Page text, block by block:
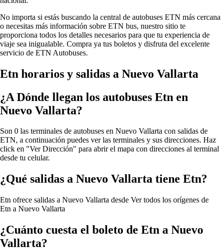
No importa si estás buscando la central de autobuses ETN más cercana
o necesitas más información sobre ETN bus, nuestro sitio te
proporciona todos los detalles necesarios para que tu experiencia de
viaje sea inigualable. Compra ya tus boletos y disfruta del excelente
servicio de ETN Autobuses.
Etn horarios y salidas a Nuevo Vallarta
¿A Dónde llegan los autobuses Etn en
Nuevo Vallarta?
Son 0 las terminales de autobuses en Nuevo Vallarta con salidas de
ETN, a continuación puedes ver las terminales y sus direcciones. Haz
click en "Ver Dirección" para abrir el mapa con direcciones al terminal
desde tu celular.
¿Qué salidas a Nuevo Vallarta tiene Etn?
Etn ofrece salidas a Nuevo Vallarta desde Ver todos los orígenes de
Etn a Nuevo Vallarta
¿Cuánto cuesta el boleto de Etn a Nuevo
Vallarta?